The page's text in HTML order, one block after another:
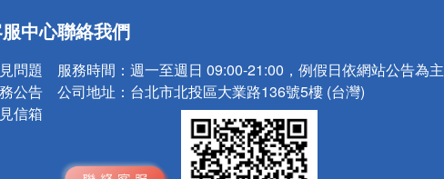
小心！
中心
問題
公告
信箱
聯絡我們
服務時間： 週一至週日 09:00-21:00，例假日依網站公告為主
公司地址： 台北市北投區大業路136號5樓 (台灣)